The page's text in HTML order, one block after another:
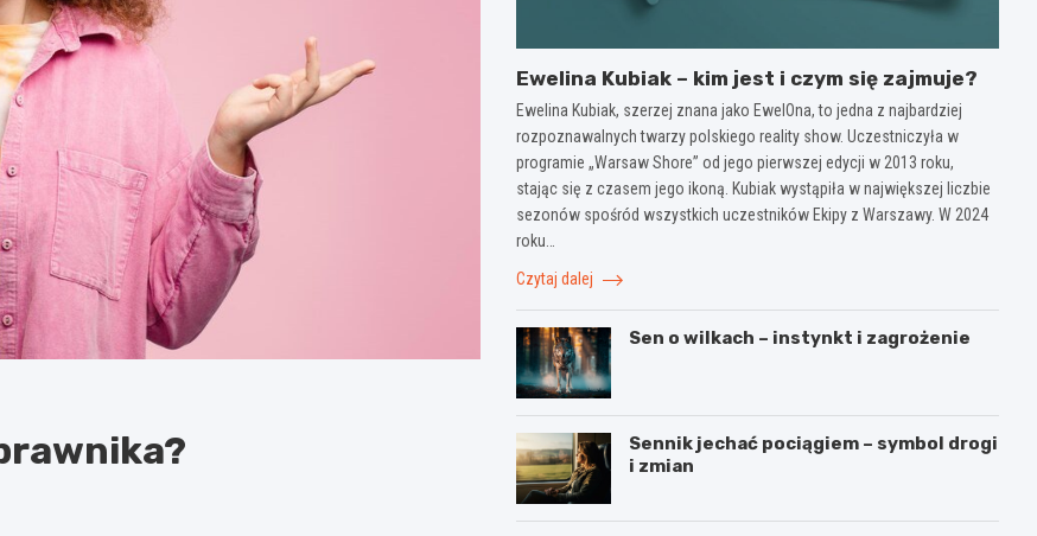
Ewelina Kubiak – kim jest i czym się zajmuje?
Ewelina Kubiak, szerzej znana jako EwelOna, to jedna z najbardziej
rozpoznawalnych twarzy polskiego reality show. Uczestniczyła w
programie „Warsaw Shore” od jego pierwszej edycji w 2013 roku,
stając się z czasem jego ikoną. Kubiak wystąpiła w największej liczbie
sezonów spośród wszystkich uczestników Ekipy z Warszawy. W 2024
roku…
Czytaj dalej
Sen o wilkach – instynkt i zagrożenie
Sennik jechać pociągiem – symbol drogi
i zmian